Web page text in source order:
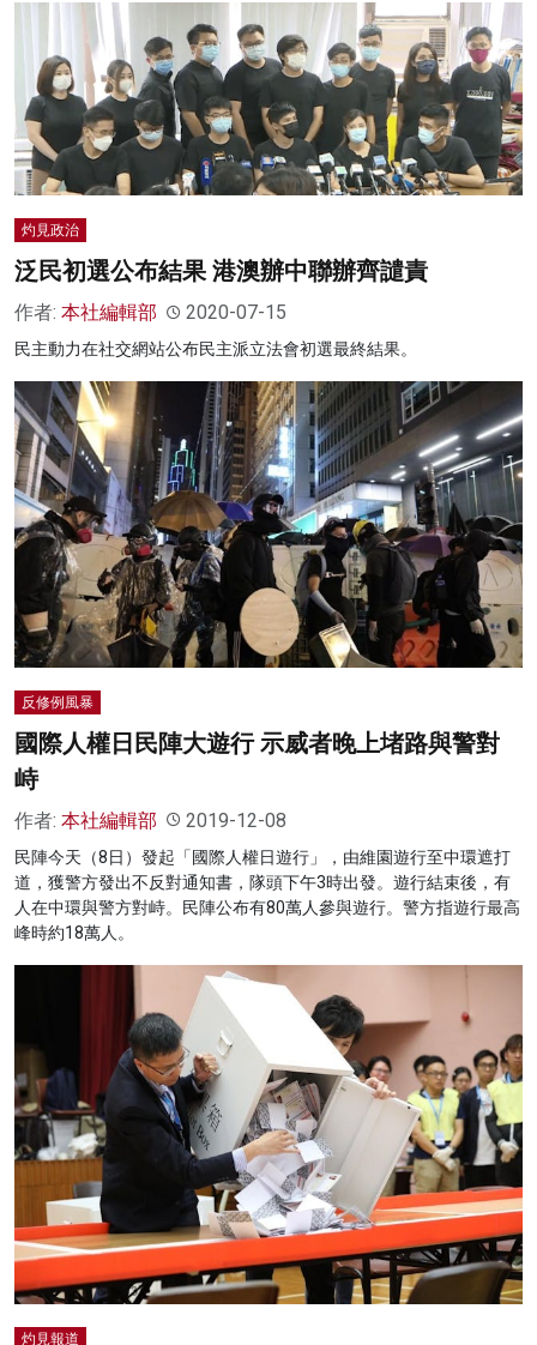
灼見政治
泛民初選公布結果 港澳辦中聯辦齊譴責
作者: 本社編輯部 2020-07-15
民主動力在社交網站公布民主派立法會初選最終結果。
反修例風暴
國際人權日民陣大遊行 示威者晚上堵路與警對
峙
作者: 本社編輯部 2019-12-08
民陣今天（8日）發起「國際人權日遊行」，由維園遊行至中環遮打
道，獲警方發出不反對通知書，隊頭下午3時出發。遊行結束後，有
人在中環與警方對峙。民陣公布有80萬人參與遊行。警方指遊行最高
峰時約18萬人。
灼見報道